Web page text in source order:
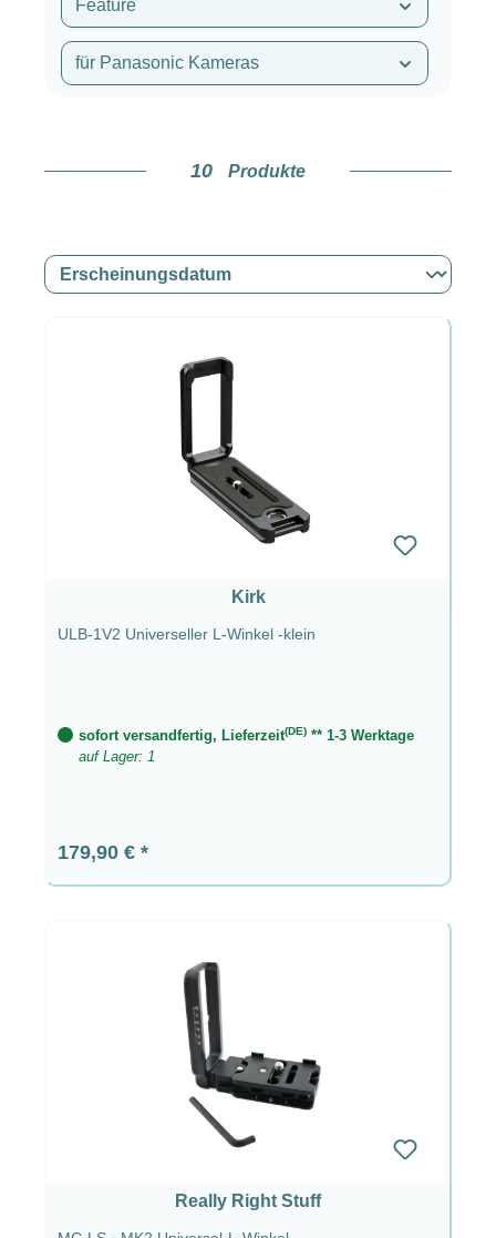
Feature
für Panasonic Kameras
10 Produkte
Kirk
ULB-1V2 Universeller L-Winkel -klein
sofort versandfertig, Lieferzeit(DE) ** 1-3 Werktage
auf Lager: 1
Regulärer Preis:
179,90 €
Really Right Stuff